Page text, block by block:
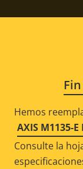
Hemos
AXIS M1135-E
Consulte la